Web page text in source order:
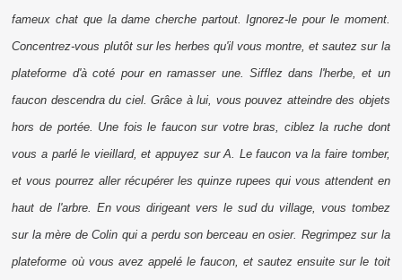
fameux chat que la dame cherche partout. Ignorez-le pour le moment.
Concentrez-vous plutôt sur les herbes qu'il vous montre, et sautez sur la
plateforme d'à coté pour en ramasser une. Sifflez dans l'herbe, et un
faucon descendra du ciel. Grâce à lui, vous pouvez atteindre des objets
hors de portée. Une fois le faucon sur votre bras, ciblez la ruche dont
vous a parlé le vieillard, et appuyez sur A. Le faucon va la faire tomber,
et vous pourrez aller récupérer les quinze rupees qui vous attendent en
haut de l'arbre. En vous dirigeant vers le sud du village, vous tombez
sur la mère de Colin qui a perdu son berceau en osier. Regrimpez sur la
plateforme où vous avez appelé le faucon, et sautez ensuite sur le toit